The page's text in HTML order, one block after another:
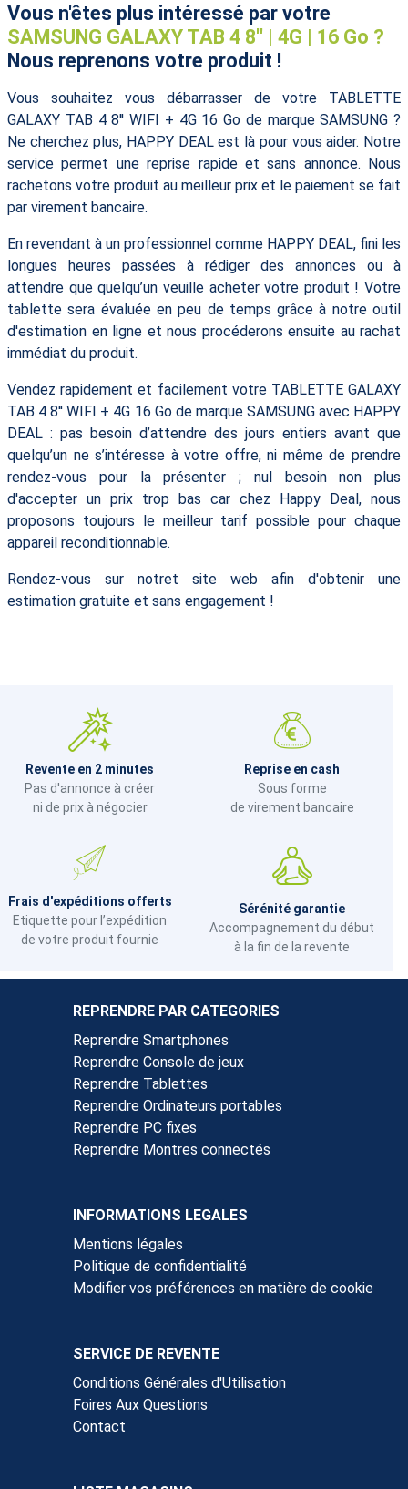
Vous n'êtes plus intéressé par votre
SAMSUNG GALAXY TAB 4 8'' | 4G | 16 Go ?
Nous reprenons votre produit !
Vous souhaitez vous débarrasser de votre TABLETTE
GALAXY TAB 4 8'' WIFI + 4G 16 Go de marque SAMSUNG ?
Ne cherchez plus, HAPPY DEAL est là pour vous aider. Notre
service permet une reprise rapide et sans annonce. Nous
rachetons votre produit au meilleur prix et le paiement se fait
par virement bancaire.
En revendant à un professionnel comme HAPPY DEAL, fini les
longues heures passées à rédiger des annonces ou à
attendre que quelqu’un veuille acheter votre produit ! Votre
tablette sera évaluée en peu de temps grâce à notre outil
d'estimation en ligne et nous procéderons ensuite au rachat
immédiat du produit.
Vendez rapidement et facilement votre TABLETTE GALAXY
TAB 4 8'' WIFI + 4G 16 Go de marque SAMSUNG avec HAPPY
DEAL : pas besoin d’attendre des jours entiers avant que
quelqu’un ne s’intéresse à votre offre, ni même de prendre
rendez-vous pour la présenter ; nul besoin non plus
d'accepter un prix trop bas car chez Happy Deal, nous
proposons toujours le meilleur tarif possible pour chaque
appareil reconditionnable.
Rendez-vous sur notret site web afin d'obtenir une
estimation gratuite et sans engagement !
Revente en 2 minutes
Pas d'annonce à créer
ni de prix à négocier
Reprise en cash
Sous forme
de virement bancaire
Frais d'expéditions offerts
Etiquette pour l’expédition
de votre produit fournie
Sérénité garantie
Accompagnement du début
à la fin de la revente
REPRENDRE PAR CATEGORIES
Reprendre Smartphones
Reprendre Console de jeux
Reprendre Tablettes
Reprendre Ordinateurs portables
Reprendre PC fixes
Reprendre Montres connectés
INFORMATIONS LEGALES
Mentions légales
Politique de confidentialité
Modifier vos préférences en matière de cookie
SERVICE DE REVENTE
Conditions Générales d'Utilisation
Foires Aux Questions
Contact